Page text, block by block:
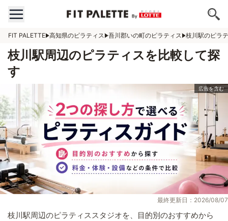
FIT PALETTE 高知県のピラティス 吾川郡いの町のピラティス 枝川駅のピラ
枝川駅周辺のピラティスを比較して探
す
最終更新日：2026/08/07
枝川駅周辺のピラティススタジオを、目的別のおすすめから